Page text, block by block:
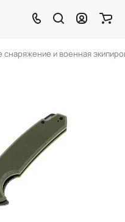
снаряжение и военная